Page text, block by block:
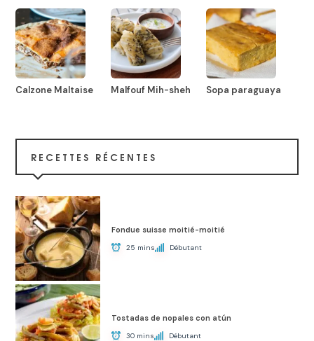
Calzone Maltaise Malfouf Mih-sheh Sopa paraguaya
RECETTES RÉCENTES
Fondue suisse moitié-moitié
25 mins Débutant
Tostadas de nopales con atún
30 mins Débutant